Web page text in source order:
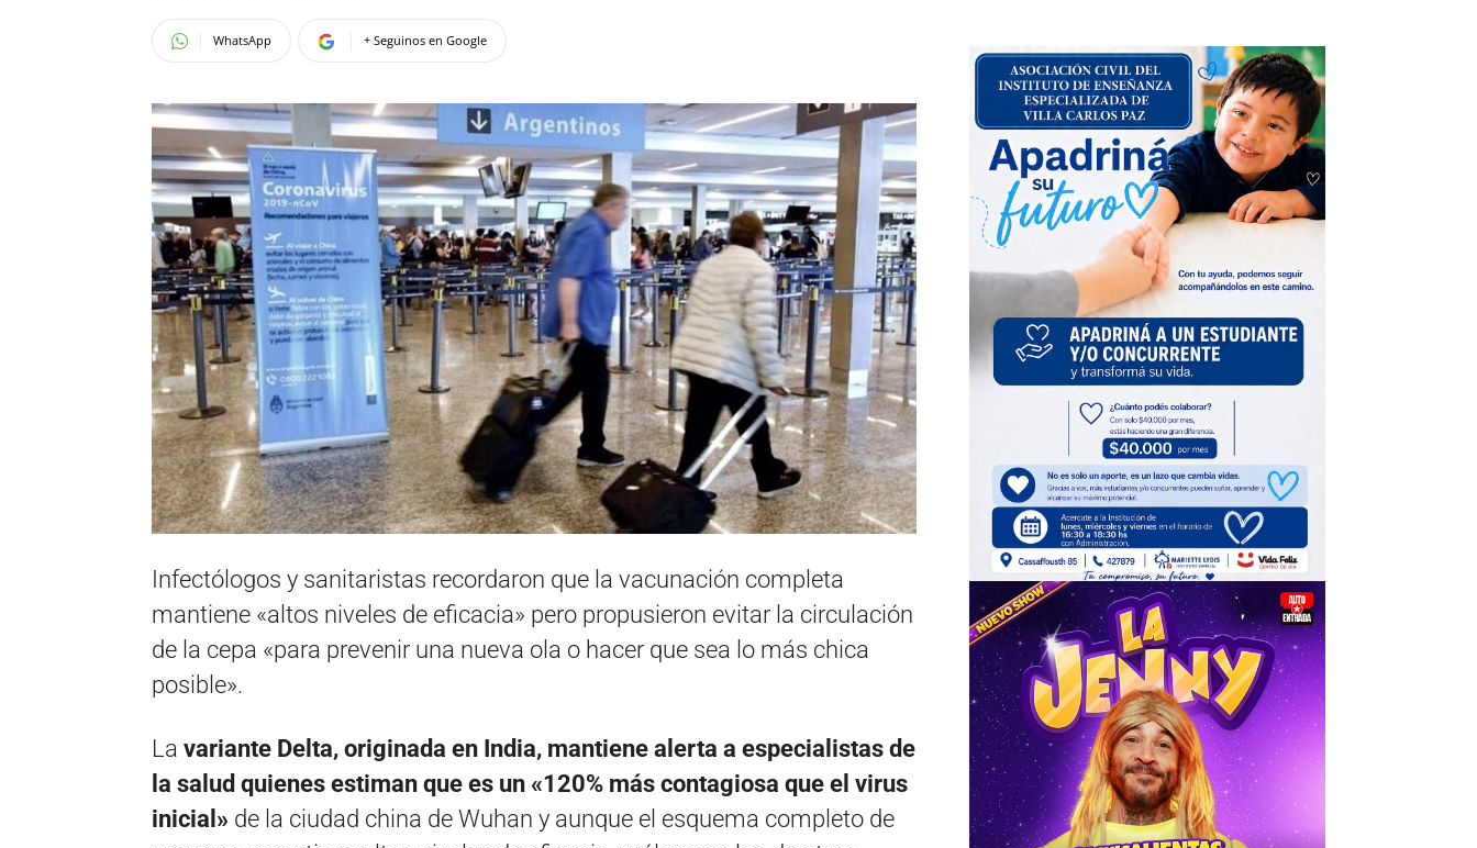
WhatsApp + Seguinos en Google
Infectólogos y sanitaristas recordaron que la vacunación completa
mantiene «altos niveles de eficacia» pero propusieron evitar la circulación
de la cepa «para prevenir una nueva ola o hacer que sea lo más chica
posible».
La variante Delta, originada en India, mantiene alerta a especialistas de
la salud quienes estiman que es un «120% más contagiosa que el virus
inicial» de la ciudad china de Wuhan y aunque el esquema completo de